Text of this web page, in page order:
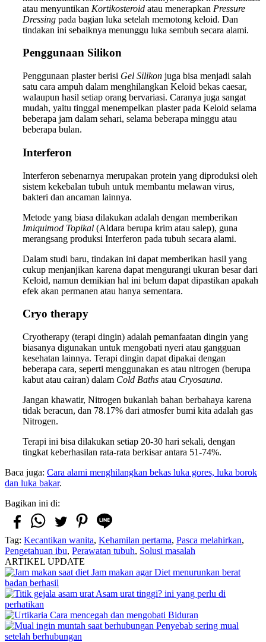
atau menyuntikan Kortikosteroid atau menerapkan Pressure
Dressing pada bagian luka setelah memotong keloid. Dan
tindakan ini sebaiknya menunggu luka sembuh secara alami.
Penggunaan Silikon
Penggunaan plaster berisi Gel Silikon juga bisa menjadi salah
satu cara ampuh dalam menghilangkan Keloid bekas caesar,
walaupun hasil setiap orang bervariasi. Caranya juga sangat
mudah, yaitu tinggal menempelkan plaster pada Keloid selama
beberapa jam dalam sehari, selama beberapa minggu atau
beberapa bulan.
Interferon
Interferon sebenarnya merupakan protein yang diproduksi oleh
sistem kekebalan tubuh untuk membantu melawan virus,
bakteri dan ancaman lainnya.
Metode yang biasa dilakukan adalah dengan memberikan
Imiquimod Topikal (Aldara berupa krim atau salep), guna
merangsang produksi Interferon pada tubuh secara alami.
Dalam studi baru, tindakan ini dapat memberikan hasil yang
cukup menjanjikan karena dapat mengurangi ukuran besar dari
Keloid, namun demikian hal ini belum dapat dipastikan apakah
efek akan permanen atau hanya sementara.
Cryo therapy
Cryotherapy (terapi dingin) adalah pemanfaatan dingin yang
biasanya digunakan untuk mengobati nyeri atau gangguan
kesehatan lainnya. Terapi dingin dapat dipakai dengan
beberapa cara, seperti menggunakan es atau nitrogen (berupa
kabut atau cairan) dalam Cold Baths atau Cryosauna.
Jangan khawatir, Nitrogen bukanlah bahan berbahaya karena
tidak beracun, dan 78.17% dari atmosfer bumi kita adalah gas
Nitrogen.
Terapi ini bisa dilakukan setiap 20-30 hari sekali, dengan
tingkat keberhasilan rata-rata berkisar antara 51-74%.
Baca juga: Cara alami menghilangkan bekas luka gores, luka borok
dan luka bakar.
Bagikan ini di:
Tag: Kecantikan wanita, Kehamilan pertama, Pasca melahirkan,
Pengetahuan ibu, Perawatan tubuh, Solusi masalah
ARTIKEL UPDATE
Jam makan agar Diet menurunkan berat
badan berhasil
Asam urat tinggi? ini yang perlu di
perhatikan
Cara mencegah dan mengobati Biduran
Penyebab sering mual
setelah berhubungan